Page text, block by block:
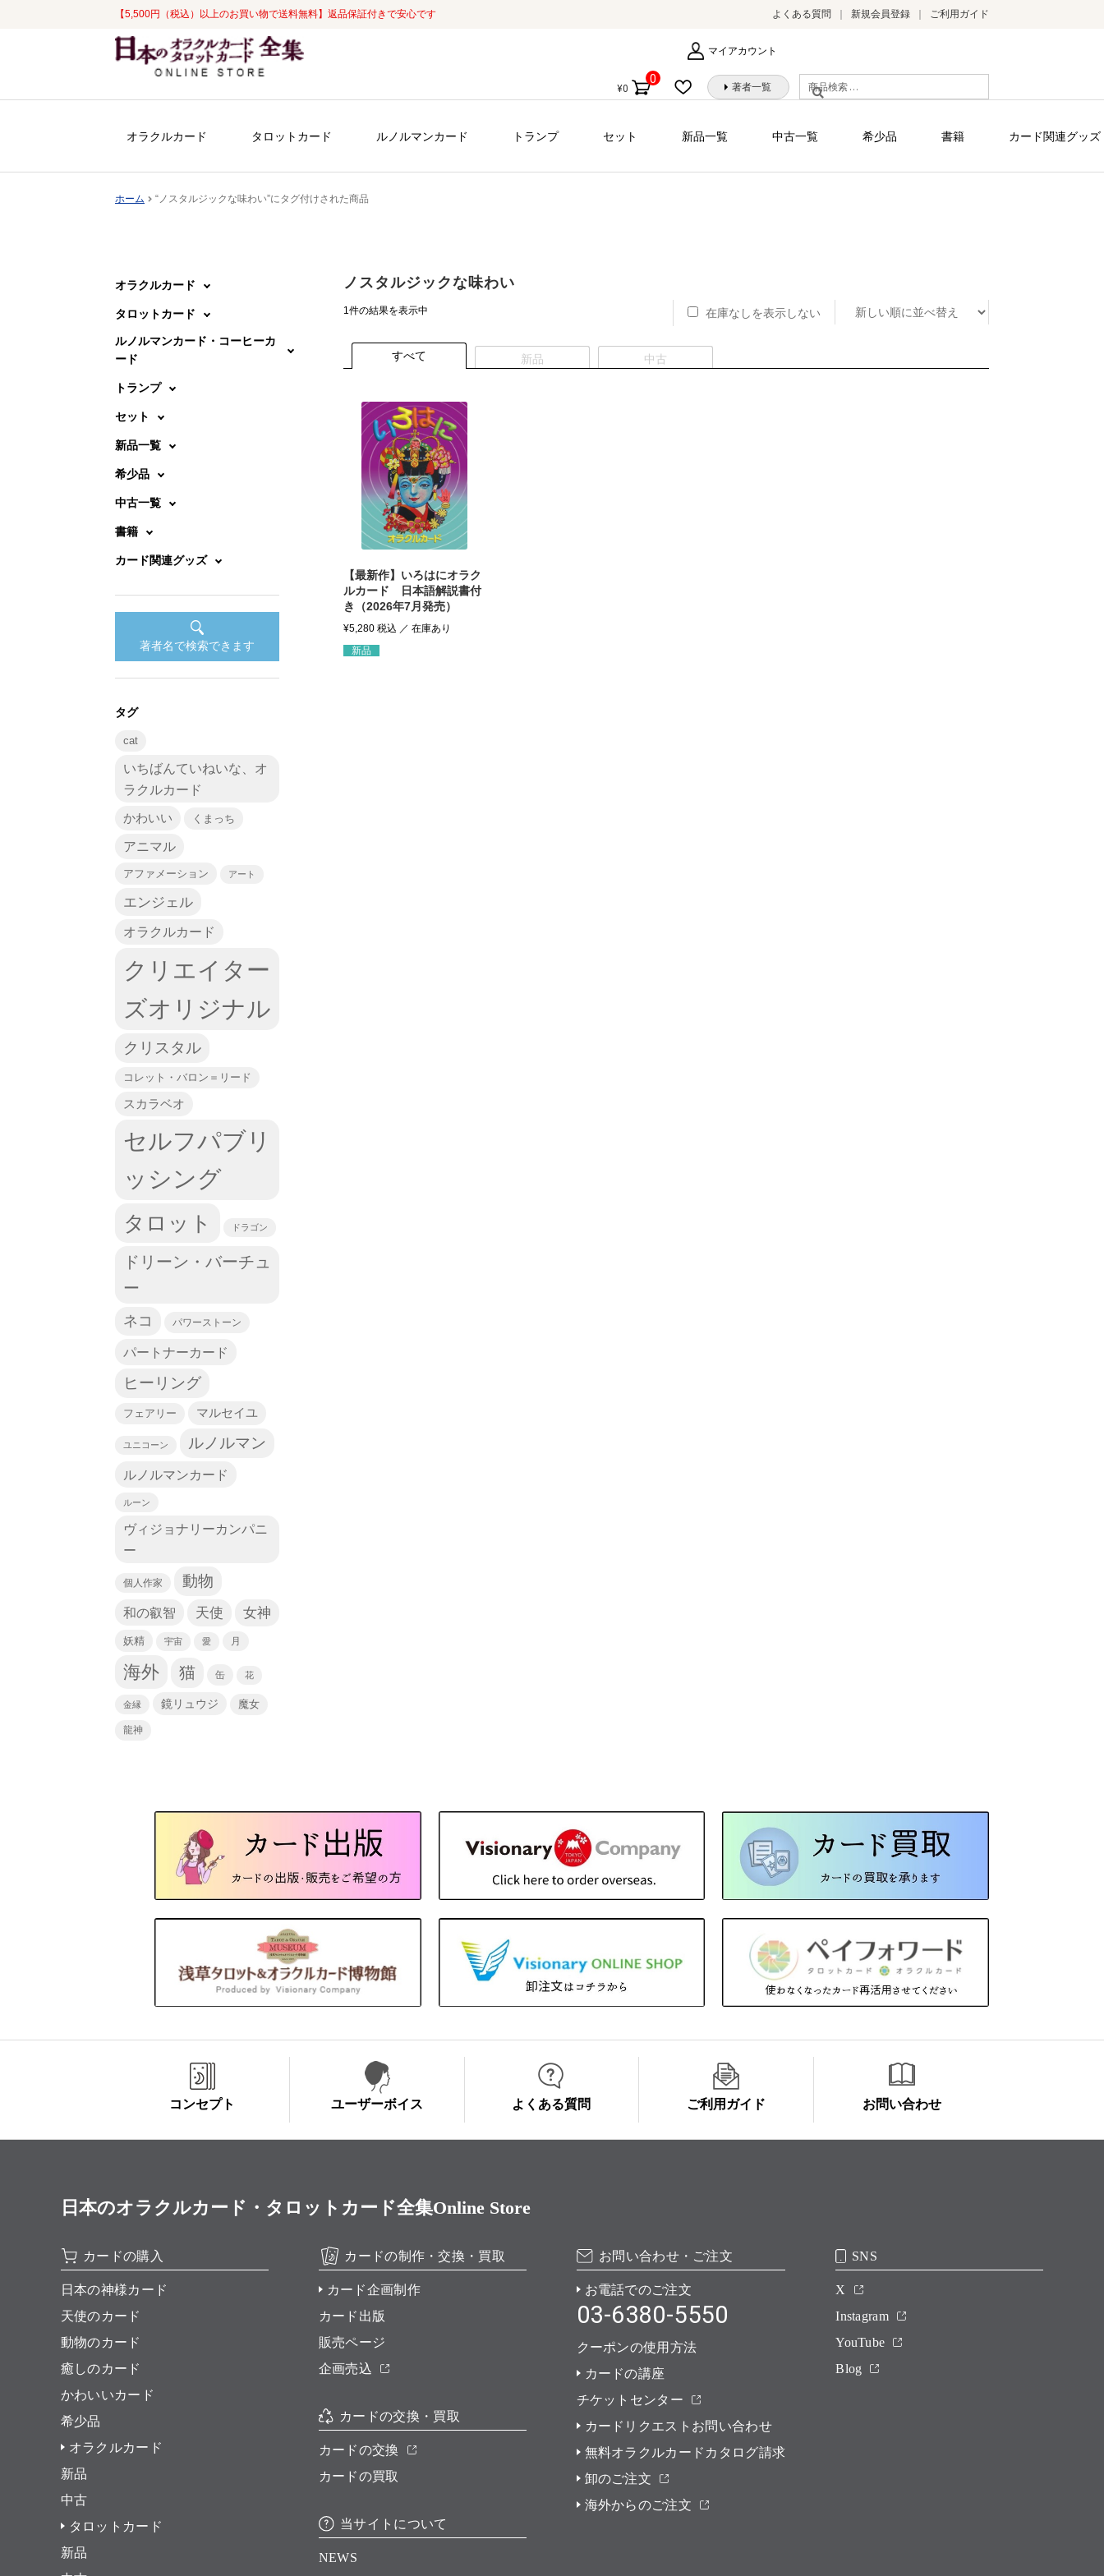
【5,500円（税込）以上のお買い物で送料無料】返品保証付きで安心です よくある質問 新規会員登録 ご利用ガイド
ナ
ビ
ン
コ
ン
ス
マイアカウント
検
索
象:
著者一覧
¥0
0
個
オラクルカード タロットカード ルノルマンカード トランプ セット 新品一覧 中古一覧 希少品 書籍 カード関連グッズ
ホーム “ノスタルジックな味わい”にタグ付けされた商品
ノスタルジックな味わい
1件の結果を表示中 在庫なしを表示しない
すべて 新品 中古
【最新作】いろはにオラク
ルカード 日本語解説書付
き（2026年7月発売）
¥5,280税込
新品
オラクルカード
タロットカード
ルノルマンカード・コーヒーカ
ード
トランプ
セット
新品一覧
希少品
中古一覧
書籍
カード関連グッズ
著者名で検索できます
タグ
cat
いちばんていねいな、オ
ラクルカード
かわいい くまっち
アニマル
アファメーション アート
エンジェル
オラクルカード
クリエイター
ズオリジナル
クリスタル
コレット・バロン＝リード
スカラベオ
セルフパブリ
ッシング
タロット ドラゴン
ドリーン・バーチュ
ー
ネコ パワーストーン
パートナーカード
ヒーリング
フェアリー マルセイユ
ユニコーン ルノルマン
ルノルマンカード
ルーン
ヴィジョナリーカンパニ
ー
個人作家 動物
和の叡智 天使 女神
妖精 宇宙 愛 月
海外 猫 缶 花
金縁 鏡リュウジ 魔女
龍神
コンセプト ユーザーボイス よくある質問 ご利用ガイド お問い合わせ
日本のオラクルカード・タロットカード全集Online Store
カードの購入
日本の神様カード
天使のカード
動物のカード
癒しのカード
かわいいカード
希少品
オラクルカード
新品
中古
タロットカード
新品
カードの制作・交換・買取
カード企画制作
カード出版
販売ページ
企画売込
カードの交換・買取
カードの交換
カードの買取
当サイトについて
NEWS
お問い合わせ・ご注文
お電話でのご注文
03-6380-5550
クーポンの使用方法
カードの講座
チケットセンター
カードリクエストお問い合わせ
無料オラクルカードカタログ請求
卸のご注文
海外からのご注文
SNS
X
Instagram
YouTube
Blog